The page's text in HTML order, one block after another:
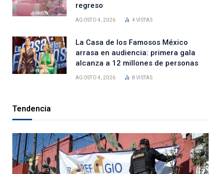
regreso
AGOSTO 4, 2026 4VISTAS
La Casa de los Famosos México
arrasa en audiencia: primera gala
alcanza a 12 millones de personas
AGOSTO 4, 2026 8VISTAS
Tendencia